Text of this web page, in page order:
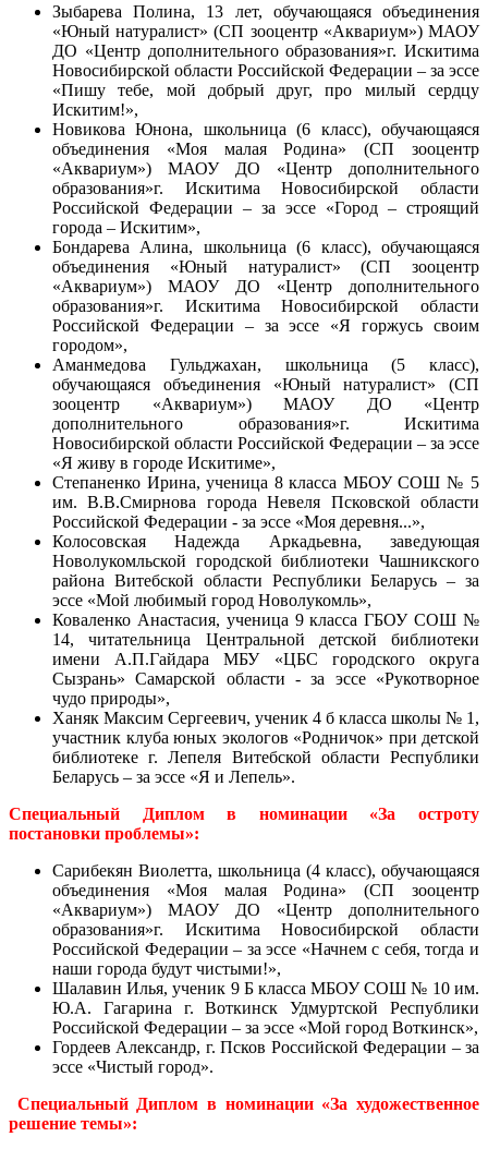
Зыбарева Полина, 13 лет, обучающаяся объединения
«Юный натуралист» (СП зооцентр «Аквариум») МАОУ
ДО «Центр дополнительного образования»г. Искитима
Новосибирской области Российской Федерации – за эссе
«Пишу тебе, мой добрый друг, про милый сердцу
Искитим!»,
Новикова Юнона, школьница (6 класс), обучающаяся
объединения «Моя малая Родина» (СП зооцентр
«Аквариум») МАОУ ДО «Центр дополнительного
образования»г. Искитима Новосибирской области
Российской Федерации – за эссе «Город – строящий
города – Искитим»,
Бондарева Алина, школьница (6 класс), обучающаяся
объединения «Юный натуралист» (СП зооцентр
«Аквариум») МАОУ ДО «Центр дополнительного
образования»г. Искитима Новосибирской области
Российской Федерации – за эссе «Я горжусь своим
городом»,
Аманмедова Гульджахан, школьница (5 класс),
обучающаяся объединения «Юный натуралист» (СП
зооцентр «Аквариум») МАОУ ДО «Центр
дополнительного образования»г. Искитима
Новосибирской области Российской Федерации – за эссе
«Я живу в городе Искитиме»,
Степаненко Ирина, ученица 8 класса МБОУ СОШ № 5
им. В.В.Смирнова города Невеля Псковской области
Российской Федерации - за эссе «Моя деревня...»,
Колосовская Надежда Аркадьевна, заведующая
Новолукомльской городской библиотеки Чашникского
района Витебской области Республики Беларусь – за
эссе «Мой любимый город Новолукомль»,
Коваленко Анастасия, ученица 9 класса ГБОУ СОШ №
14, читательница Центральной детской библиотеки
имени А.П.Гайдара МБУ «ЦБС городского округа
Сызрань» Самарской области - за эссе «Рукотворное
чудо природы»,
Ханяк Максим Сергеевич, ученик 4 б класса школы № 1,
участник клуба юных экологов «Родничок» при детской
библиотеке г. Лепеля Витебской области Республики
Беларусь – за эссе «Я и Лепель».
Специальный Диплом в номинации «За остроту
постановки проблемы»:
Сарибекян Виолетта, школьница (4 класс), обучающаяся
объединения «Моя малая Родина» (СП зооцентр
«Аквариум») МАОУ ДО «Центр дополнительного
образования»г. Искитима Новосибирской области
Российской Федерации – за эссе «Начнем с себя, тогда и
наши города будут чистыми!»,
Шалавин Илья, ученик 9 Б класса МБОУ СОШ № 10 им.
Ю.А. Гагарина г. Воткинск Удмуртской Республики
Российской Федерации – за эссе «Мой город Воткинск»,
Гордеев Александр, г. Псков Российской Федерации – за
эссе «Чистый город».
Специальный Диплом в номинации «За художественное
решение темы»: